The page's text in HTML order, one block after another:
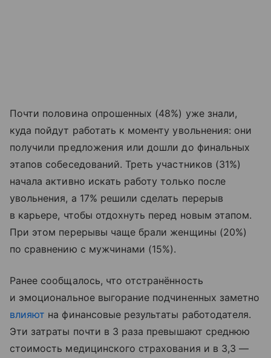
Почти половина опрошенных (48%) уже знали,
куда пойдут работать к моменту увольнения: они
получили предложения или дошли до финальных
этапов собеседований. Треть участников (31%)
начала активно искать работу только после
увольнения, а 17% решили сделать перерыв
в карьере, чтобы отдохнуть перед новым этапом.
При этом перерывы чаще брали женщины (20%)
по сравнению с мужчинами (15%).
Ранее сообщалось, что отстранённость
и эмоциональное выгорание подчиненных заметно
влияют на финансовые результаты работодателя.
Эти затраты почти в 3 раза превышают среднюю
стоимость медицинского страхования и в 3,3 —